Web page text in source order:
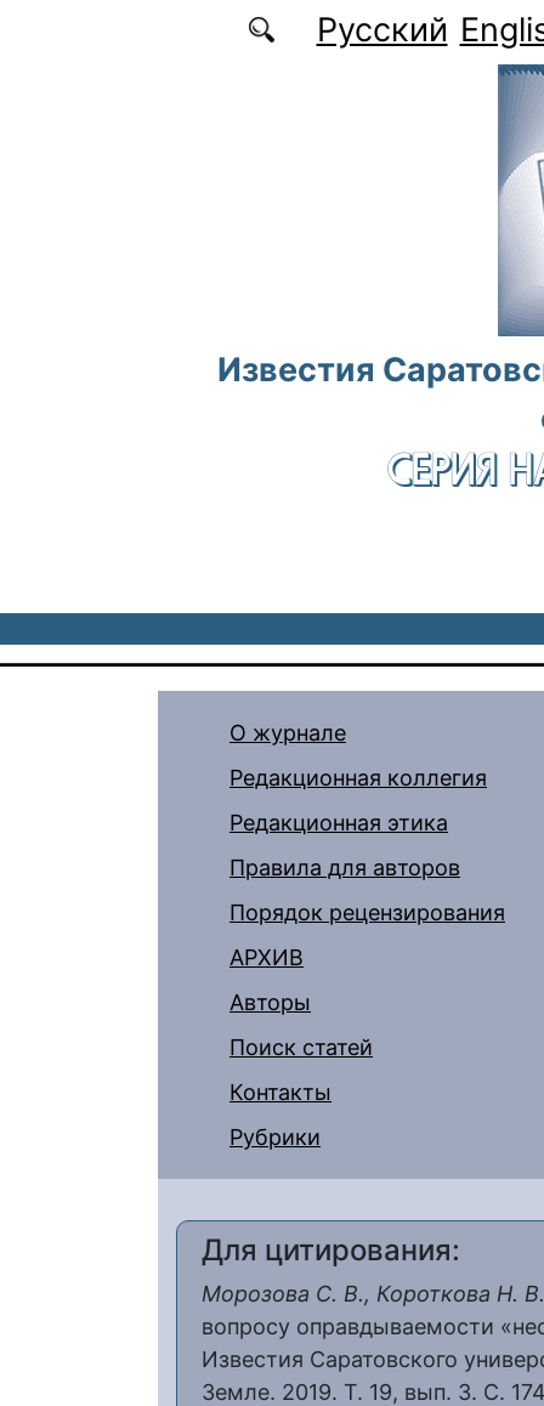
Перейти к основному содержаниюРусский
Известия
СЕРИЯ
О журнале
Редакционная коллегия
Редакционная этика
Правила для авторов
Порядок рецензирования
АРХИВ
Авторы
Поиск статей
Контакты
Рубрики
Для цитирования:
Морозова С. В., Короткова Н.
вопросу оправдываемости
Известия Саратовского
Земле. 2019. Т. 19, вып. 3. С.